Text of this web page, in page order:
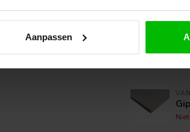
Aanpassen